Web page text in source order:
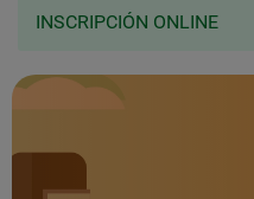
INSCRIPCIÓN ONLINE